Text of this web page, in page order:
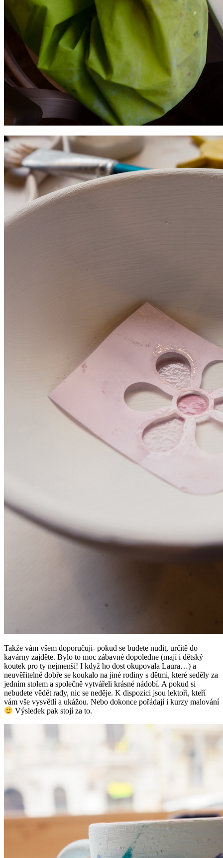
Takže vám všem doporučuji- pokud se budete nudit, určitě do
kavárny zajděte. Bylo to moc zábavné dopoledne (mají i dětský
koutek pro ty nejmenší! I když ho dost okupovala Laura…) a
neuvěřitelně dobře se koukalo na jiné rodiny s dětmi, které seděly za
jedním stolem a společně vytvářeli krásné nádobí. A pokud si
nebudete vědět rady, nic se neděje. K dispozici jsou lektoři, kteří
vám vše vysvětlí a ukážou. Nebo dokonce pořádají i kurzy malování
Výsledek pak stojí za to.